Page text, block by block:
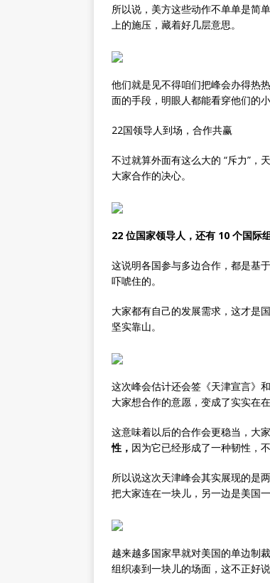
所以说，美方这些动作不单单是简
上的施压，藏着好几层意思。
他们就是见不得咱们把峰会办得热
面的手段，明眼人都能看穿他们的小
22国领导人到场，合作共赢
不过就算外面有这么大的 “斥力”，
大家合作的决心。
22 位国家领导人，还有 10 个国际
这说明各国参与多边合作，都是基
吓唬住的。
大家都有自己的发展需求，这才是
坚实靠山。
这次峰会估计还会签《天津宣言》
大家想合作的意愿，变成了实实在
这意味着以后的合作会更稳当，大
性， 因为它已经形成了一种韧性，
所以说这次天津峰会其实展现的是
把大家连在一块儿，另一边是美国
越来越多国家早就对美国的单边制
组织凑到一块儿的场面，这不正好